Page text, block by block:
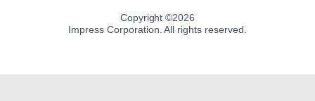
Copyright ©2026
Impress Corporation. All rights reserved.